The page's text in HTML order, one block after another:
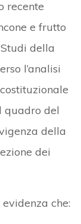
recente
e frutto
della
l’analisi
quadro del
della
dei
che: